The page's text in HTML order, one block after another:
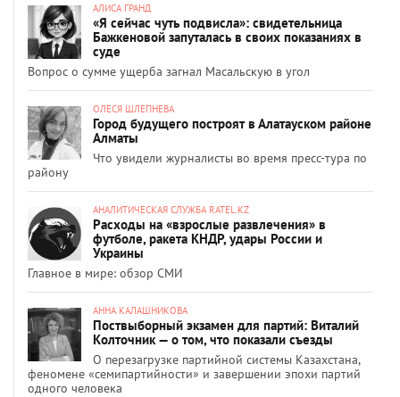
АЛИСА ГРАНД
«Я сейчас чуть подвисла»: свидетельница
Бажкеновой запуталась в своих показаниях в
суде
Вопрос о сумме ущерба загнал Масальскую в угол
ОЛЕСЯ ШЛЕПНЕВА
Город будущего построят в Алатауском районе
Алматы
Что увидели журналисты во время пресс-тура по
району
АНАЛИТИЧЕСКАЯ СЛУЖБА RATEL.KZ
Расходы на «взрослые развлечения» в
футболе, ракета КНДР, удары России и
Украины
Главное в мире: обзор СМИ
АННА КАЛАШНИКОВА
Поствыборный экзамен для партий: Виталий
Колточник — о том, что показали съезды
О перезагрузке партийной системы Казахстана,
феномене «семипартийности» и завершении эпохи партий
одного человека